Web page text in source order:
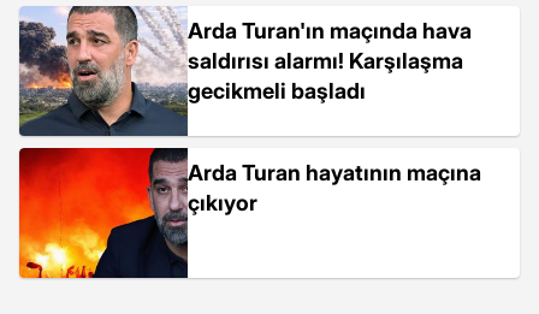
Arda Turan'ın maçında hava
saldırısı alarmı! Karşılaşma
gecikmeli başladı
Arda Turan hayatının maçına
çıkıyor